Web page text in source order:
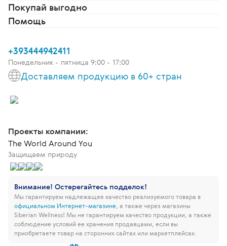
Покупай выгодно
Помощь
+393444942411
Понедельник - пятница 9:00 - 17:00
Доставляем продукцию в 60+ стран
Проекты компании:
The World Around You
Защищаем природу
Внимание! Остерегайтесь подделок!
Мы гарантируем надлежащее качество реализуемого товара в
официальном Интернет-магазине , а также через магазины
Siberian Wellness! Мы не гарантируем качество продукции, а также
соблюдение условий ее хранения продавцами, если вы
приобретаете товар на сторонних сайтах или маркетплейсах.